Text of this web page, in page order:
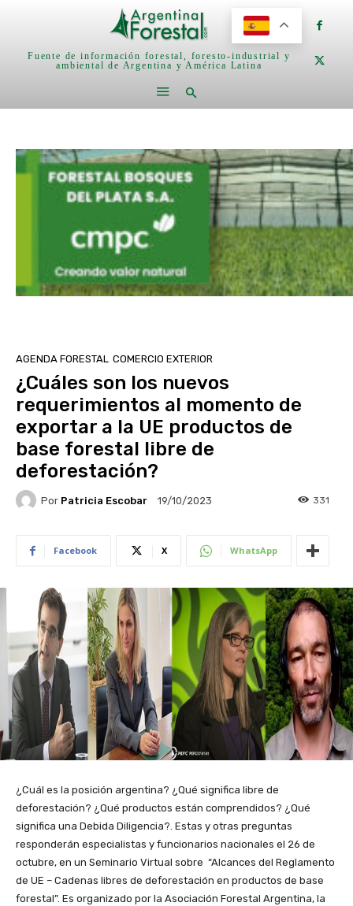
Fuente de información forestal, foresto-industrial y
ambiental de Argentina y América Latina
AGENDA FORESTAL COMERCIO EXTERIOR
¿Cuáles son los nuevos
requerimientos al momento de
exportar a la UE productos de
base forestal libre de
deforestación?
Por Patricia Escobar 19/10/2023 331
Facebook X WhatsApp
¿Cuál es la posición argentina? ¿Qué significa libre de
deforestación? ¿Qué productos están comprendidos? ¿Qué
significa una Debida Diligencia?. Estas y otras preguntas
responderán especialistas y funcionarios nacionales el 26 de
octubre, en un Seminario Virtual sobre “Alcances del Reglamento
de UE – Cadenas libres de deforestación en productos de base
forestal”. Es organizado por la Asociación Forestal Argentina, la